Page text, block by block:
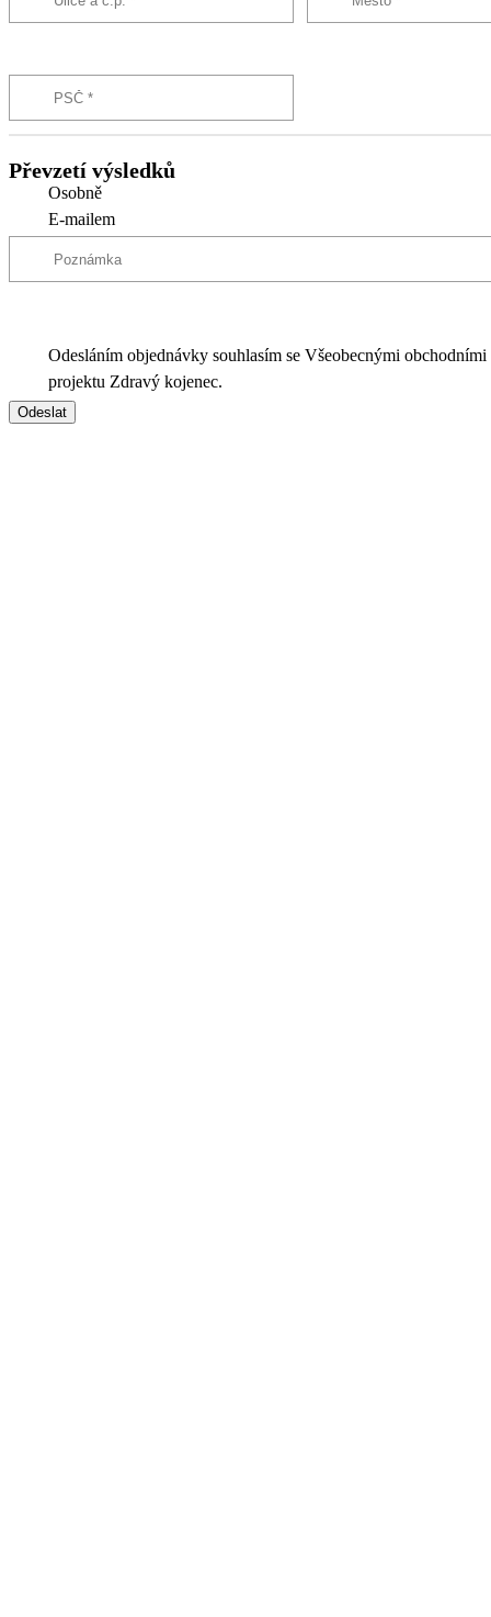
Převzetí výsledků
Osobně
E-mailem
Odesláním objednávky souhlasím se Všeobecnými
projektu Zdravý kojenec.